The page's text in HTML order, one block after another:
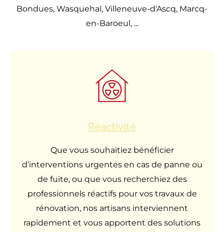
Bondues, Wasquehal, Villeneuve-d'Ascq, Marcq-
en-Baroeul, ...
Réactivité
Que vous souhaitiez bénéficier
d’interventions urgentes en cas de panne ou
de fuite, ou que vous recherchiez des
professionnels réactifs pour vos travaux de
rénovation, nos artisans interviennent
rapidement et vous apportent des solutions